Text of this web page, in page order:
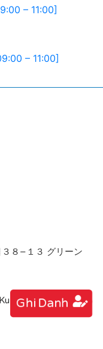
– 11:00]
– 11:00]
Ghi Danh
８−１３ グリーン
Bessho 3-38-13